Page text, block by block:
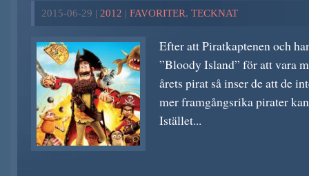
2015-06-29 | 2012 | FAVORITER, TECKNAT
Efter att Piratkaptenen och
”Bloody Island” för att vara
årets pirat så inser de att de
mer framgångsrika pirater
Istället...